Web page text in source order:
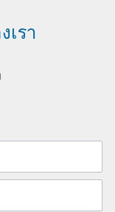
รา